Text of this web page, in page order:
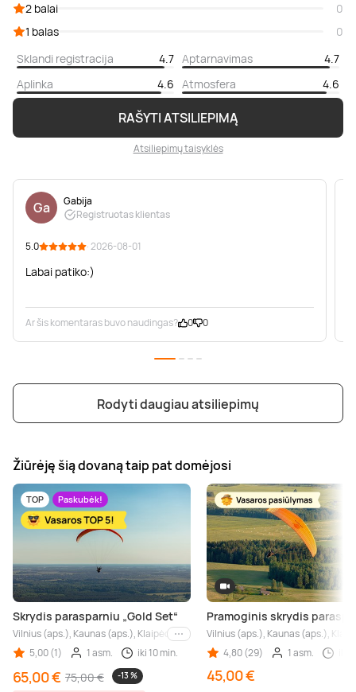
RAŠYTI ATSILIEPIMĄ
Atsiliepimų taisyklės
2 balai
0
1 balas
0
Sklandi registracija
4.7 Aptarnavimas
4.7
Aplinka
4.6 Atmosfera 4.6
Ga
Gabija
Registruotas klientas
5.0 · 2026-08-01
Labai patiko:)
Ar šis komentaras buvo naudingas? 0 0
Rodyti daugiau atsiliepimų
Žiūrėję šią dovaną taip pat domėjosi
TOP Paskubėk!
Skrydis parasparniu „Gold Set“
Vilnius (aps.), Kaunas (aps.), Klaipėda (aps.), Šiauliai (aps.), Panevėžys
Kiti miestai
5,00 (1)
1 asm. iki 10 min.
65,00 € 75,00 € -13 %
Pramoginis skrydis
Vilnius (aps.), Kaunas (aps.),
4,80 (29)
1 asm.
45,00 €